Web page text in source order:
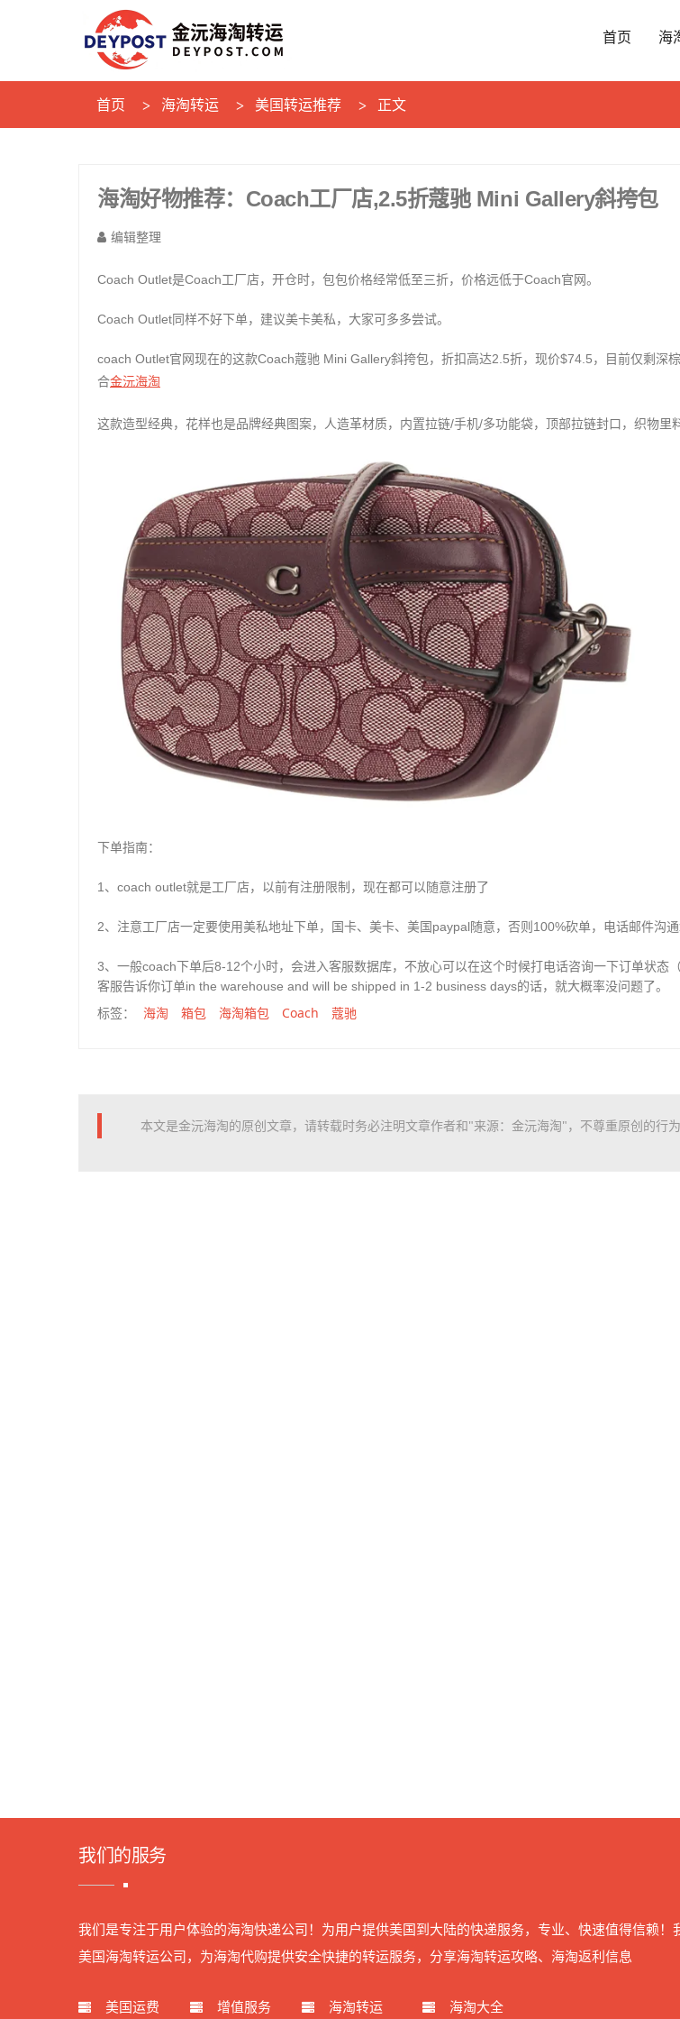
首页 海
首页 海淘转运 美国转运推荐 正文
海淘好物推荐：Coach工厂店,2.5折蔻驰 Mini Gallery斜挎包
编辑整理
Coach Outlet是Coach工厂店，开仓时，包包价格经常低至三折，价格远低于Coach官网。
Coach Outlet同样不好下单，建议美卡美私，大家可多多尝试。
coach Outlet官网现在的这款Coach蔻驰 Mini Gallery斜挎包，折扣高达2.5折，现价$74.5，目前仅剩深
合金沅海淘
这款造型经典，花样也是品牌经典图案，人造革材质，内置拉链/手机/多功能袋，顶部拉链封口，织物里
下单指南：
1、coach outlet就是工厂店，以前有注册限制，现在都可以随意注册了
2、注意工厂店一定要使用美私地址下单，国卡、美卡、美国paypal随意，否则100%砍单，电话邮件沟
3、一般coach下单后8-12个小时，会进入客服数据库，不放心可以在这个时候打电话咨询一下订单状态
客服告诉你订单in the warehouse and will be shipped in 1-2 business days的话，就大概率没问题了。
标签：
海淘 箱包 海淘箱包 Coach 蔻驰
本文是金沅海淘的原创文章，请转载时务必注明文章作者和"来源：金沅海淘"，不尊重原创的行为
我们的服务
我们是专注于用户体验的海淘快递公司！为用户提供美国到大陆的快递服务，专业、快速值得信赖！
美国海淘转运公司，为海淘代购提供安全快捷的转运服务，分享海淘转运攻略、海淘返利信息
美国运费 增值服务 海淘转运 海淘大全